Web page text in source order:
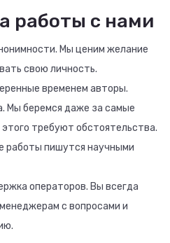
работы с нами
Мы ценим желание
свою личность.
временем авторы.
Мы беремся даже за самые
требуют обстоятельства.
работы пишутся научными
операторов. Вы всегда
с вопросами и